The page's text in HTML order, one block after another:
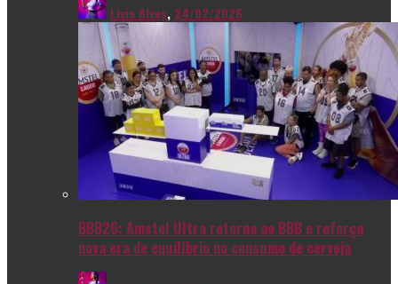
Livia Alves, 24/02/2026
BBB26: Amstel Ultra retorna ao BBB e reforça
nova era de equilíbrio no consumo de cerveja